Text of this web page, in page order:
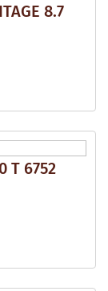
8.7
T 6752